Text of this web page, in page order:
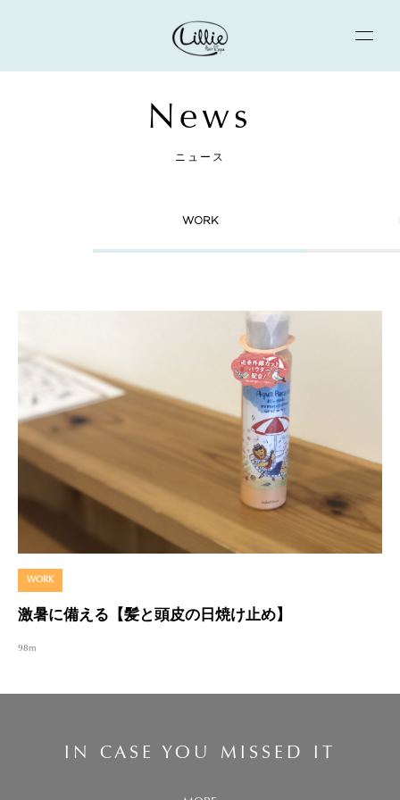
News
ニュース
WORK
WORK
激暑に備える【髪と頭皮の日焼け止め】
98m
IN CASE YOU MISSED IT